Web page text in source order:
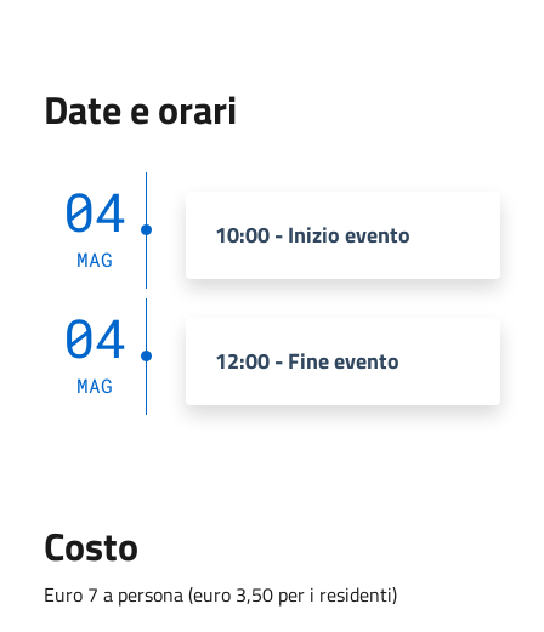
Date e orari
04
MAG
10:00 - Inizio evento
04
MAG
12:00 - Fine evento
Costo
Euro 7 a persona (euro 3,50 per i residenti)